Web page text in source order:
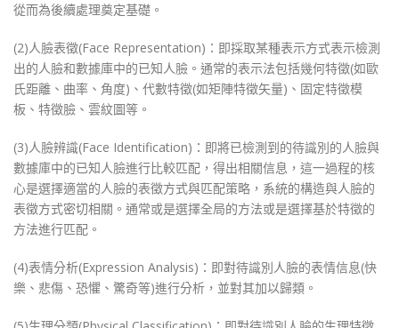
從而為後續處理奠定基礎。
(2)人臉表徵(Face Representation)：即採取某種表示方式表示檢測
出的人臉和數據庫中的已知人臉。通常的表示法包括幾何特徵(如歐
氏距離、曲率、角度)、代數特徵(如矩陣特徵矢量)、固定特徵模
板、特徵臉、雲紋圖等。
(3)人臉辨識(Face Identification)：即將已檢測到的待識別的人臉與
數據庫中的已知人臉進行比較匹配，得出相關信息，這一過程的核
心是選擇適當的人臉的表徵方式與匹配策略，系統的構造與人臉的
表徵方式密切相關。通常或是選擇全局的方法或是選擇基於特徵的
方法進行匹配。
(4)表情分析(Expression Analysis)：即對待識別人臉的表情信息(快
樂、悲傷、恐懼、驚奇等)進行分析，並對其加以歸類。